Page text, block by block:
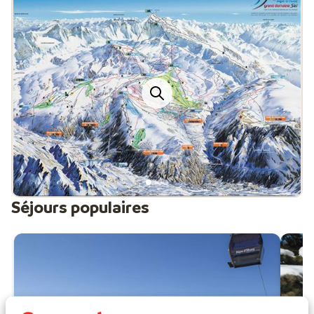
qui rendront vos vacances au ski à l’Alpe d’Huez encore
plus appréciables !
Par ailleurs, vos soirées à l'Alpe d'Huez complèteront
votre plaisir. En effet, vous découvrirez le meilleur de la
gastronomie locale dans les bars et dans les
restaurants situés au centre de la station ou en
altitude. Pour vous amuser entre amis, vous pourrez
vous rendre au Free Ride ou dans l'une des
discothèques de la station. Après le ski, les activités ne
manqueront pas non plus. Les plus fêtards pourront
danser jusqu’au bout de la nuit dans les discothèques.
L'Alpe d’Huez est en effet réputée pour son après-ski
animé, dont l’un des lieux incontournables est le
légendaire Moosebar. On y profite de la musique, des
boissons et d’une ambiance unique jusque tard dans la
extrêmement prisé, alors mieux vaut arriver tôt pour
Séjours populaires